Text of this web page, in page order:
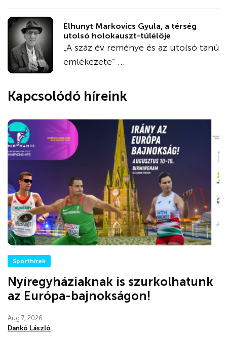
Elhunyt Markovics Gyula, a térség
utolsó holokauszt-túlélője
„A száz év reménye és az utolsó tanú
emlékezete” ...
Kapcsolódó híreink
Sporthírek
Nyíregyháziaknak is szurkolhatunk
az Európa-bajnokságon!
Aug 7, 2026
Dankó László